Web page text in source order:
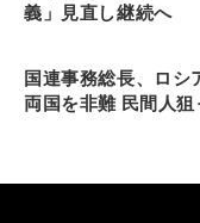
義」見直し継続へ
国連事務総長、ロシ
両国を非難 民間人